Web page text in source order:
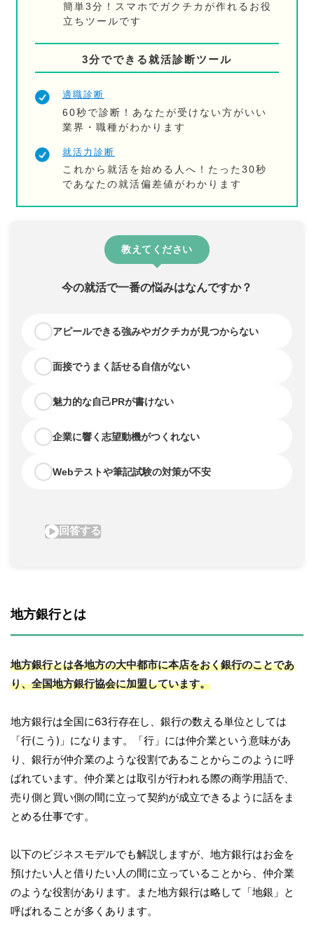
簡単3分！スマホでガクチカが作れるお役
立ちツールです
3分でできる就活診断ツール
適職診断
60秒で診断！あなたが受けない方がいい
業界・職種がわかります
就活力診断
これから就活を始める人へ！たった30秒
であなたの就活偏差値がわかります
地方銀行とは
地方銀行とは各地方の大中都市に本店をおく銀行のことであ
り、全国地方銀行協会に加盟しています。
地方銀行は全国に63行存在し、銀行の数える単位としては
「行(こう)」になります。「行」には仲介業という意味があ
り、銀行が仲介業のような役割であることからこのように呼
ばれています。仲介業とは取引が行われる際の商学用語で、
売り側と買い側の間に立って契約が成立できるように話をま
とめる仕事です。
以下のビジネスモデルでも解説しますが、地方銀行はお金を
預けたい人と借りたい人の間に立っていることから、仲介業
のような役割があります。また地方銀行は略して「地銀」と
呼ばれることが多くあります。